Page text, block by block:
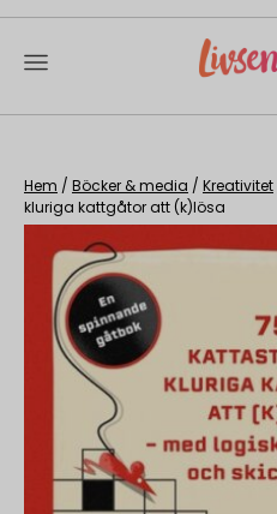
content
Hem / Böcker & media / Kreativitet
kluriga kattgåtor att (k)lösa